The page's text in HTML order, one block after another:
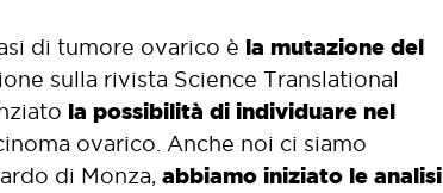
di tumore ovarico è la mutazione del
sulla rivista Science Translational
la possibilità di individuare nel
ovarico. Anche noi ci siamo
di Monza, abbiamo iniziato le analisi